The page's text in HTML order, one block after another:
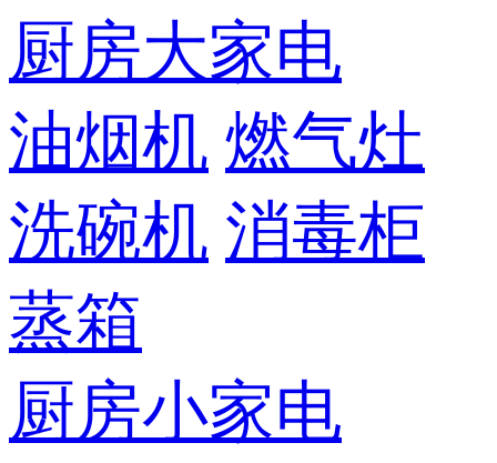
厨房大家电
油烟机 燃气灶
洗碗机 消毒柜
蒸箱
厨房小家电